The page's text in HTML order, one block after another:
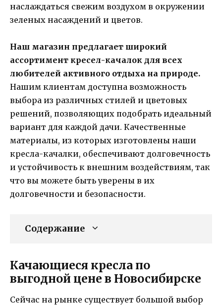
наслаждаться свежим воздухом в окружении
зеленых насаждений и цветов.
Наш магазин предлагает широкий
ассортимент кресел-качалок для всех
любителей активного отдыха на природе.
Нашим клиентам доступна возможность
выбора из различных стилей и цветовых
решений, позволяющих подобрать идеальный
вариант для каждой дачи. Качественные
материалы, из которых изготовлены наши
кресла-качалки, обеспечивают долговечность
и устойчивость к внешним воздействиям, так
что вы можете быть уверены в их
долговечности и безопасности.
Содержание
Качающиеся кресла по
выгодной цене в Новосибирске
Сейчас на рынке существует большой выбор